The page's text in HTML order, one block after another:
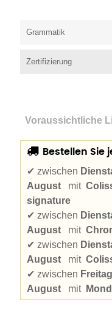
Grammatik
Zertifizierung
Voraussichtliche
Bestellen Sie
✔ zwischen
August
mit
signature
✔ zwischen
August
mit
✔ zwischen
August
mit
✔ zwischen
August
mit